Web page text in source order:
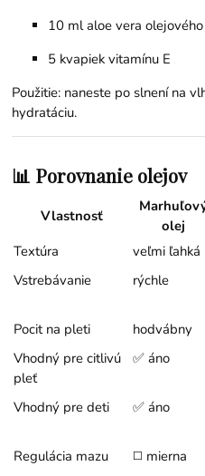
10 mlaloe vera
5 kvapiek vitamínu E
Použitie: naneste po slnení na
hydratáciu.
📊 Porovnanie olejov
Vlastnosť
olej
Textúra
veľmi ľahká
Vstrebávanie
rýchle
Pocit na pleti hodvábny
Vhodný pre citlivú
pleť
✅ áno
Vhodný pre deti ✅ áno
Regulácia mazu
◻️ mierna